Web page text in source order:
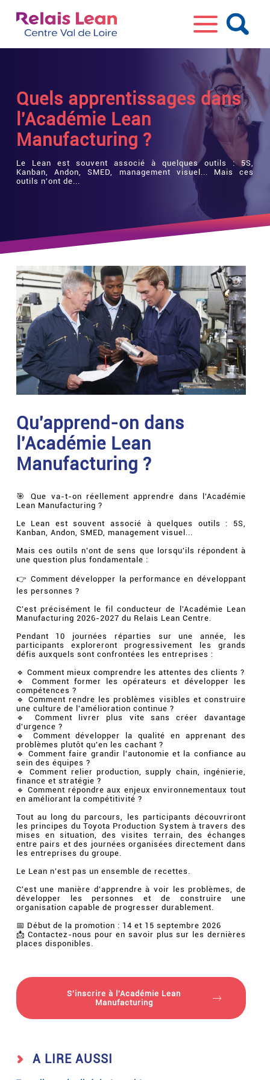
Quels apprentissages dans
l'Académie Lean
Manufacturing ?
Le Lean est souvent associé à quelques outils : 5S,
Kanban, Andon, SMED, management visuel... Mais ces
outils n'ont de...
Qu'apprend-on dans
l'Académie Lean
Manufacturing ?
🎯 Que va-t-on réellement apprendre dans l'Académie
Lean Manufacturing ?
Le Lean est souvent associé à quelques outils : 5S,
Kanban, Andon, SMED, management visuel...
Mais ces outils n'ont de sens que lorsqu'ils répondent à
une question plus fondamentale :
👉 Comment développer la performance en développant
les personnes ?
C'est précisément le fil conducteur de l'Académie Lean
Manufacturing 2026-2027 du Relais Lean Centre.
Pendant 10 journées réparties sur une année, les
participants exploreront progressivement les grands
défis auxquels sont confrontées les entreprises :
🔹 Comment mieux comprendre les attentes des clients ?
🔹 Comment former les opérateurs et développer les
compétences ?
🔹 Comment rendre les problèmes visibles et construire
une culture de l'amélioration continue ?
🔹 Comment livrer plus vite sans créer davantage
d'urgence ?
🔹 Comment développer la qualité en apprenant des
problèmes plutôt qu'en les cachant ?
🔹 Comment faire grandir l'autonomie et la confiance au
sein des équipes ?
🔹 Comment relier production, supply chain, ingénierie,
finance et stratégie ?
🔹 Comment répondre aux enjeux environnementaux tout
en améliorant la compétitivité ?
Tout au long du parcours, les participants découvriront
les principes du Toyota Production System à travers des
mises en situation, des visites terrain, des échanges
entre pairs et des journées organisées directement dans
les entreprises du groupe.
Le Lean n'est pas un ensemble de recettes.
C'est une manière d'apprendre à voir les problèmes, de
développer les personnes et de construire une
organisation capable de progresser durablement.
📅 Début de la promotion : 14 et 15 septembre 2026
📩 Contactez-nous pour en savoir plus sur les dernières
places disponibles.
S'inscrire à l'Académie Lean
Manufacturing
A LIRE AUSSI